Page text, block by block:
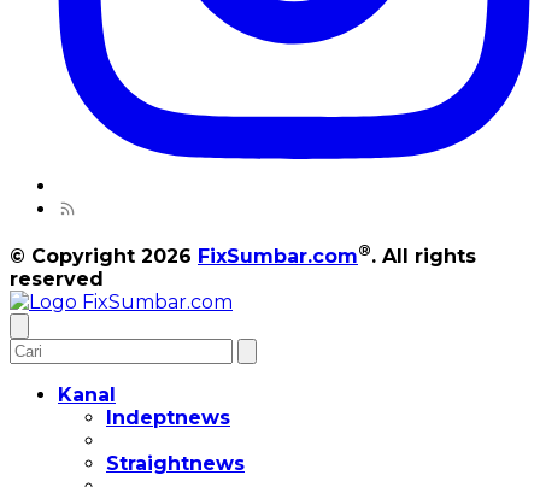
© Copyright 2026 FixSumbar.com®. All rights
reserved
Kanal
Indeptnews
Straightnews